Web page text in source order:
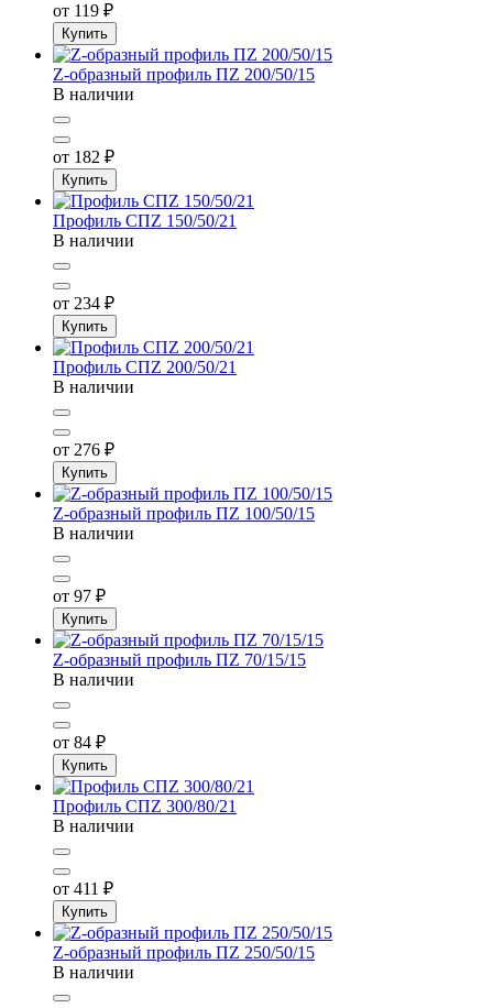
от 119 ₽
Купить
Z-образный профиль ПZ 200/50/15
В наличии
от 182 ₽
Купить
Профиль СПZ 150/50/21
В наличии
от 234 ₽
Купить
Профиль СПZ 200/50/21
В наличии
от 276 ₽
Купить
Z-образный профиль ПZ 100/50/15
В наличии
от 97 ₽
Купить
Z-образный профиль ПZ 70/15/15
В наличии
от 84 ₽
Купить
Профиль СПZ 300/80/21
В наличии
от 411 ₽
Купить
Z-образный профиль ПZ 250/50/15
В наличии